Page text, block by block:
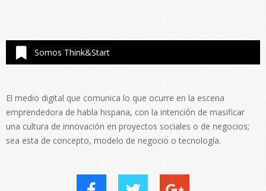
Somos Think&Start
El medio digital que comunica lo que ocurre en la escena
emprendedora de habla hispana, con la intención de masificar
una cultura de innovación en proyectos sociales o de negocios;
sea esta de concepto, modelo de negocio o tecnología.